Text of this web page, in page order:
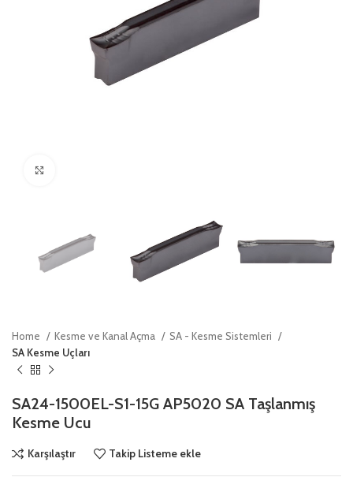
Home Kesme ve Kanal Açma
SA - Kesme Sistemleri
SA Kesme Uçları
SA24-1500EL-S1-15G AP5020 SA Taşlanmış
Kesme Ucu
Karşılaştır Takip Listeme ekle